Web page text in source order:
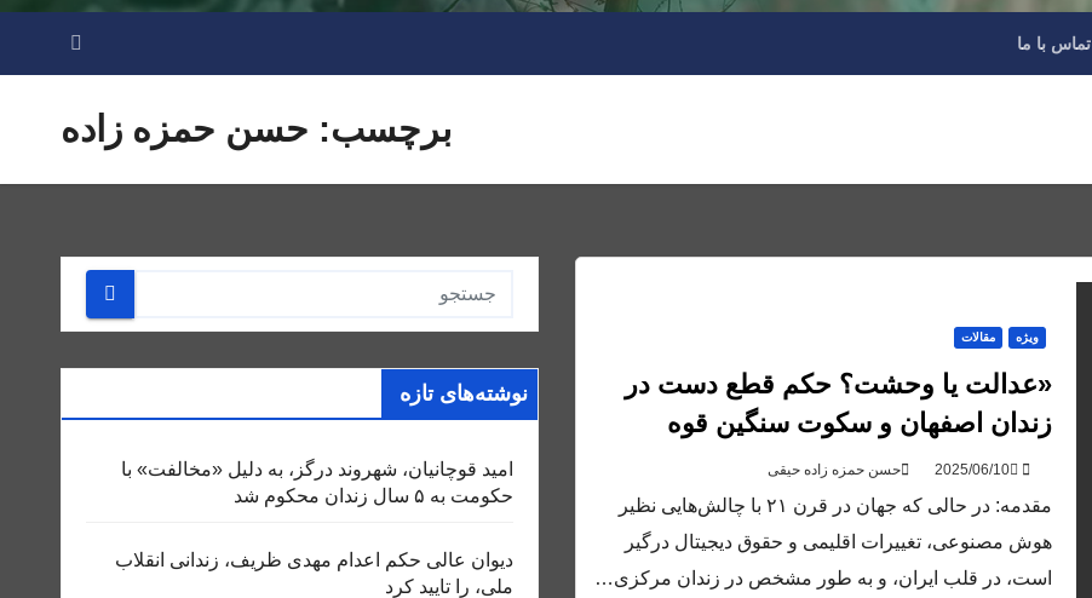
تماس با ما
برچسب: حسن حمزه زاده
ویژه مقالات
«عدالت یا وحشت؟ حکم قطع دست در
زندان اصفهان و سکوت سنگین قوه
قضائیه»
حسن حمزه زاده حیقی
مقدمه: در حالی که جهان در قرن ۲۱ با چالش‌هایی نظیر
هوش مصنوعی، تغییرات اقلیمی و حقوق دیجیتال درگیر
است، در قلب ایران، و به طور مشخص در زندان مرکزی…
نوشته‌های تازه
امید قوچانیان، شهروند درگز، به دلیل «مخالفت» با
حکومت به ۵ سال زندان محکوم شد
دیوان عالی حکم اعدام مهدی ظریف، زندانی انقلاب
ملی، را تایید کرد